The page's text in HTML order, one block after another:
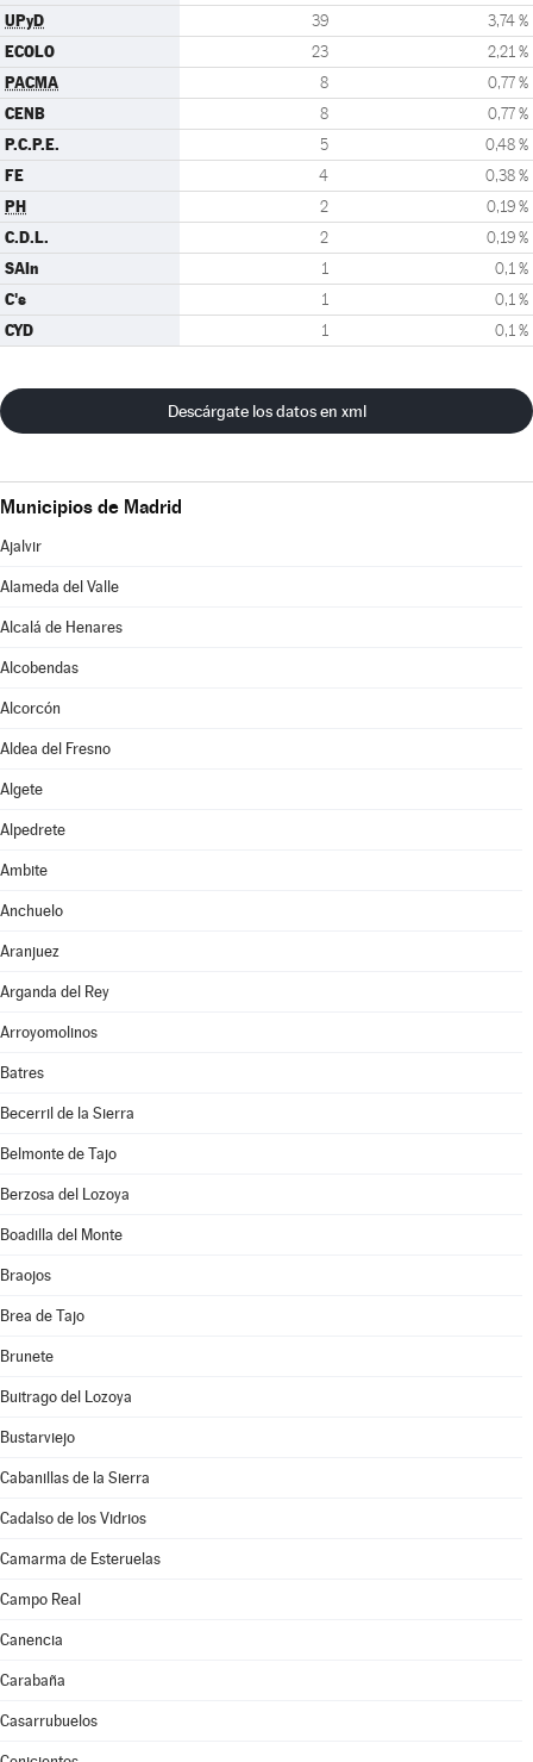
UPyD 39 3,74 %
ECOLO 23 2,21 %
PACMA 8 0,77 %
CENB 8 0,77 %
P.C.P.E. 5 0,48 %
FE 4 0,38 %
PH 2 0,19 %
C.D.L. 2 0,19 %
SAIn 1 0,1 %
C's 1 0,1 %
CYD 1 0,1 %
Descárgate los datos en xml
Municipios de Madrid
Ajalvir
Alameda del Valle
Alcalá de Henares
Alcobendas
Alcorcón
Aldea del Fresno
Algete
Alpedrete
Ambite
Anchuelo
Aranjuez
Arganda del Rey
Arroyomolinos
Batres
Becerril de la Sierra
Belmonte de Tajo
Berzosa del Lozoya
Boadilla del Monte
Braojos
Brea de Tajo
Brunete
Buitrago del Lozoya
Bustarviejo
Cabanillas de la Sierra
Cadalso de los Vidrios
Camarma de Esteruelas
Campo Real
Canencia
Carabaña
Casarrubuelos